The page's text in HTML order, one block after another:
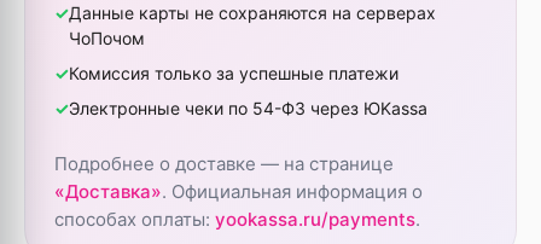
Данные карты не сохраняются на серверах
ЧоПочом
Комиссия только за успешные платежи
Электронные чеки по 54-ФЗ через ЮKassa
Подробнее о доставке — на странице
«Доставка». Официальная информация о
способах оплаты: yookassa.ru/payments.